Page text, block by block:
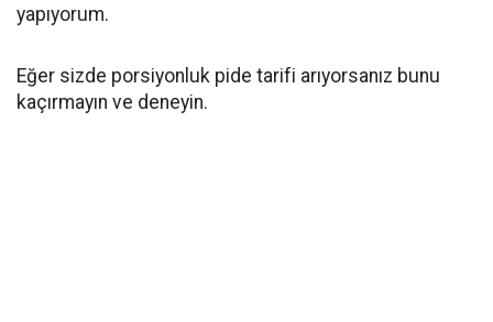
yapıyorum.
Eğer sizde porsiyonluk pide tarifi arıyorsanız bunu
kaçırmayın ve deneyin.